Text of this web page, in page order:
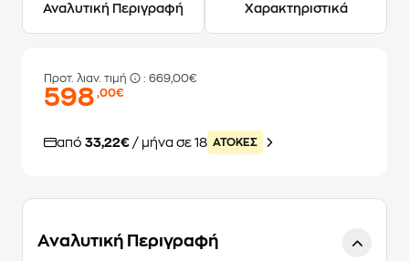
Αναλυτική Περιγραφή Χαρακτηριστικά
Προτ. λιαν. τιμή : 669,00€
598,00€
από 33,22€ / μήνα σε 18 ATOKEΣ
Αναλυτική Περιγραφή